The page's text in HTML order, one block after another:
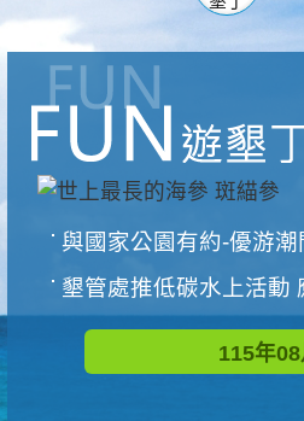
與國家公園有約-優游潮
墾管處推低碳水上活動 應
115年08